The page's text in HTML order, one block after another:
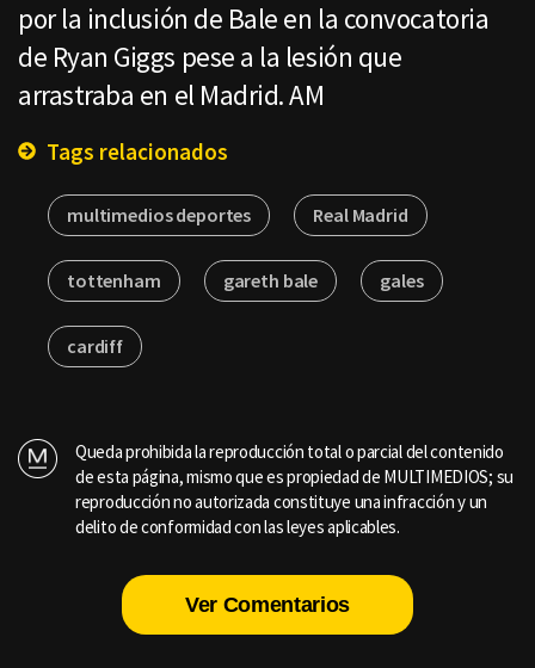
por la inclusión de Bale en la convocatoria
de Ryan Giggs pese a la lesión que
arrastraba en el Madrid. AM
Tags relacionados
multimedios deportes Real Madrid
tottenham gareth bale gales
cardiff
Queda prohibida la reproducción total o parcial del contenido
de esta página, mismo que es propiedad de MULTIMEDIOS; su
reproducción no autorizada constituye una infracción y un
delito de conformidad con las leyes aplicables.
Ver Comentarios